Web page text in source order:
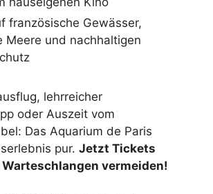
französische Gewässer,
Meere und nachhaltigen
lehrreicher
oder Auszeit vom
Das Aquarium de Paris
pur. Jetzt Tickets
vermeiden!